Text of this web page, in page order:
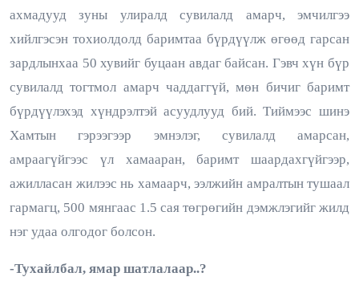
ахмадууд зуны улиралд сувилалд амарч, эмчилгээ
хийлгэсэн тохиолдолд баримтаа бүрдүүлж өгөөд гарсан
зардлынхаа 50 хувийг буцаан авдаг байсан. Гэвч хүн бүр
сувилалд тогтмол амарч чаддаггүй, мөн бичиг баримт
бүрдүүлэхэд хүндрэлтэй асуудлууд бий. Тиймээс шинэ
Хамтын гэрээгээр эмнэлэг, сувилалд амарсан,
амраагүйгээс үл хамааран, баримт шаардахгүйгээр,
ажилласан жилээс нь хамаарч, ээлжийн амралтын тушаал
гармагц, 500 мянгаас 1.5 сая төгрөгийн дэмжлэгийг жилд
нэг удаа олгодог болсон.
-Тухайлбал, ямар шатлалаар..?